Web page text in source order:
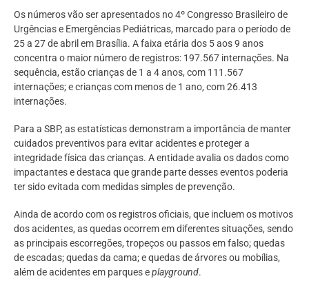
Os números vão ser apresentados no 4º Congresso Brasileiro de
Urgências e Emergências Pediátricas, marcado para o período de
25 a 27 de abril em Brasília. A faixa etária dos 5 aos 9 anos
concentra o maior número de registros: 197.567 internações. Na
sequência, estão crianças de 1 a 4 anos, com 111.567
internações; e crianças com menos de 1 ano, com 26.413
internações.
Para a SBP, as estatísticas demonstram a importância de manter
cuidados preventivos para evitar acidentes e proteger a
integridade física das crianças. A entidade avalia os dados como
impactantes e destaca que grande parte desses eventos poderia
ter sido evitada com medidas simples de prevenção.
Ainda de acordo com os registros oficiais, que incluem os motivos
dos acidentes, as quedas ocorrem em diferentes situações, sendo
as principais escorregões, tropeços ou passos em falso; quedas
de escadas; quedas da cama; e quedas de árvores ou mobílias,
além de acidentes em parques eplayground.